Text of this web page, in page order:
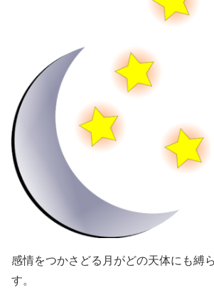
感情をつかさどる月がどの天体にも縛
す。